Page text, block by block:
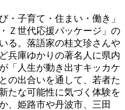
子育て・住まい・働き」
Ｚ世代応援パッケージ」の
る。落語家の桂文珍さんや
兵庫ゆかりの著名人に県内
「人生が動き出すキッカケ
の出合いを通して、若者た
たな可能性に気づく体験を
、姫路市や丹波市、三田